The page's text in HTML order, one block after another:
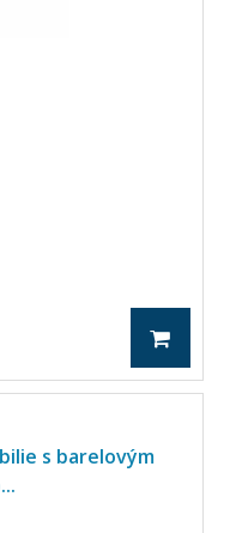
s barelovým